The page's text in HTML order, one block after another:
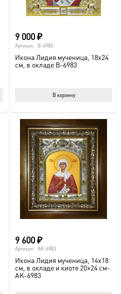
9 000₽
Артикул: B-6983
Икона Лидия мученица, 18х24
см, в окладе B-6983
В корзину
9 600₽
Артикул: AK-6983
Икона Лидия мученица, 14х18
см, в окладе и киоте 20×24 см-
AK-6983